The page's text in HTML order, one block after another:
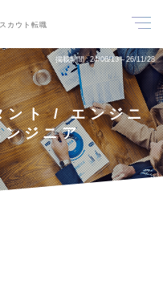
カウト転職
掲載期間 24/06/13～26/11/28
ント / エンジニ
ジニア